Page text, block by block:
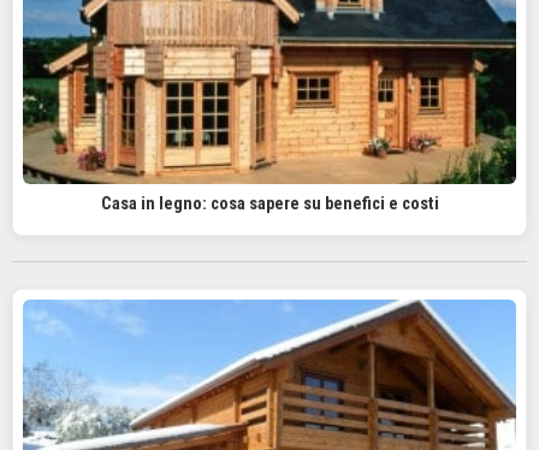
Casa in legno: cosa sapere su benefici e costi